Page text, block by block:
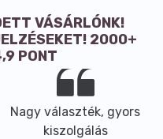
VÁSÁRLÓNK!
2000+
PONT
Nagy választék, gyors
kiszolgálás